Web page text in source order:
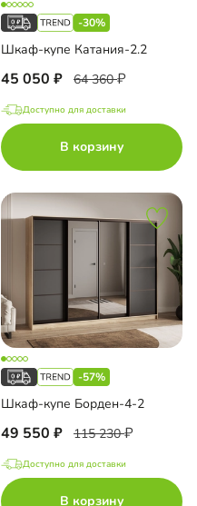
-30%
Шкаф-купе Катания-2.2
45 050 64 360
Доступно для доставки
В корзину
-57%
Шкаф-купе Борден-4-2
49 550 115 230
Доступно для доставки
В корзину